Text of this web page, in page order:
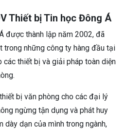
Thiết bị Tin học Đông Á
được thành lập năm 2002, đã
trong những công ty hàng đầu tại
các thiết bị và giải pháp toàn diện
bị văn phòng cho các đại lý
ngừng tận dụng và phát huy
dày dạn của mình trong ngành,